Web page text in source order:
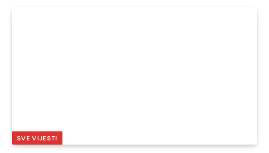
SVE VIJESTI